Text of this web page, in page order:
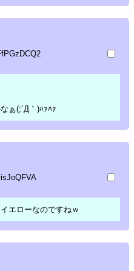
ぁ(;´Д｀)ﾊｧﾊｧ
エローなのですねｗ